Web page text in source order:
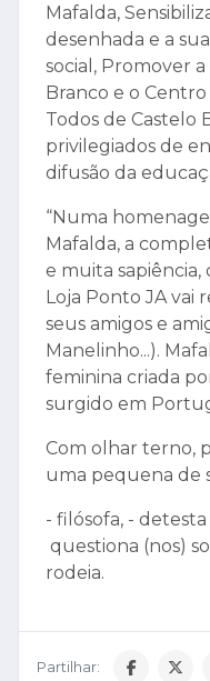
Mafalda,
desenhada e a
social, Promover
Branco e o
Todos de Castelo
privilegiados de
difusão da
“Numa
Mafalda, a
e muita sapiência,
Loja Ponto JA vai
seus amigos e
Manelinho...).
feminina criada
surgido em
Com olhar terno,
uma pequena de
- filósofa, - detesta
questiona (nos)
rodeia.
Partilhar: